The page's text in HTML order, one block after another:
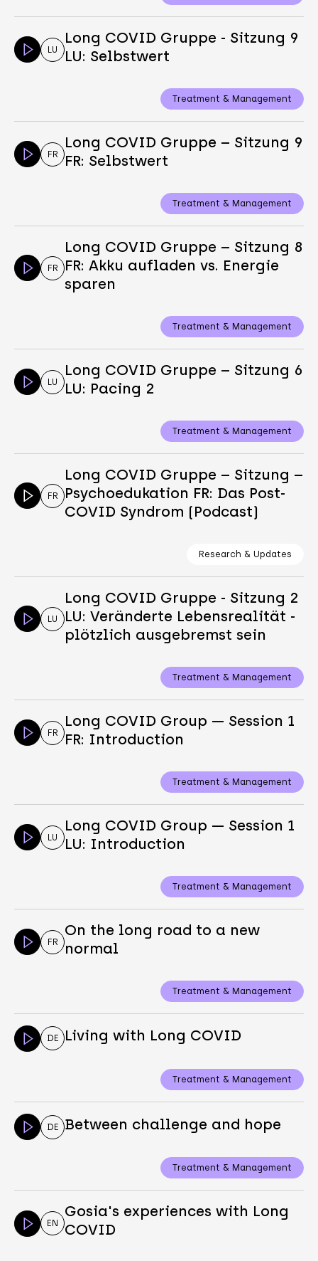
LU
Long COVID Gruppe - Sitzung 9
LU: Selbstwert
Treatment & Management
FR
Long COVID Gruppe – Sitzung 9
FR: Selbstwert
Treatment & Management
FR
Long COVID Gruppe – Sitzung 8
FR: Akku aufladen vs. Energie
sparen
Treatment & Management
LU
Long COVID Gruppe – Sitzung 6
LU: Pacing 2
Treatment & Management
FR
Long COVID Gruppe – Sitzung –
Psychoedukation FR: Das Post-
COVID Syndrom (Podcast)
Research & Updates
LU
Long COVID Gruppe - Sitzung 2
LU: Veränderte Lebensrealität -
plötzlich ausgebremst sein
Treatment & Management
FR
Long COVID Group — Session 1
FR: Introduction
Treatment & Management
LU
Long COVID Group — Session 1
LU: Introduction
Treatment & Management
FR
On the long road to a new
normal
Treatment & Management
DE Living with Long COVID
Treatment & Management
DE Between challenge and hope
Treatment & Management
EN
Gosia's experiences with Long
COVID